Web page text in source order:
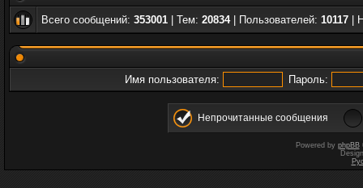
Всего сообщений: 353001 | Тем: 20834| Пользователей: 10117 |
Имя пользователя: Пароль:
Непрочитанные сообщения
Powered by phpBB